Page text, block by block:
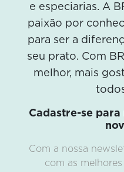
e especiarias. A
paixão por
para ser a
seu prato. Com
melhor, mais
Cadastre-se
Com a nossa
com as